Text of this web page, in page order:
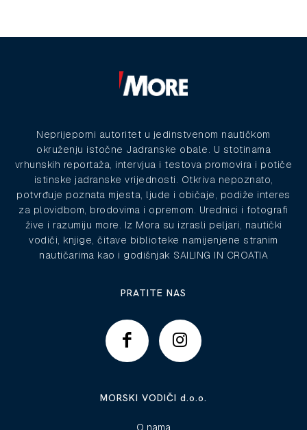
Neprijeporni autoritet u jedinstvenom nautičkom
okruženju istočne Jadranske obale. U stotinama
vrhunskih reportaža, intervjua i testova promovira i potiče
istinske jadranske vrijednosti. Otkriva nepoznato,
potvrđuje poznata mjesta, ljude i običaje, podiže interes
za plovidbom, brodovima i opremom. Urednici i fotografi
žive i razumiju more. Iz Mora su izrasli peljari, nautički
vodiči, knjige, čitave biblioteke namijenjene stranim
nautičarima kao i godišnjak SAILING IN CROATIA
PRATITE NAS
MORSKI VODIČI d.o.o.
O nama